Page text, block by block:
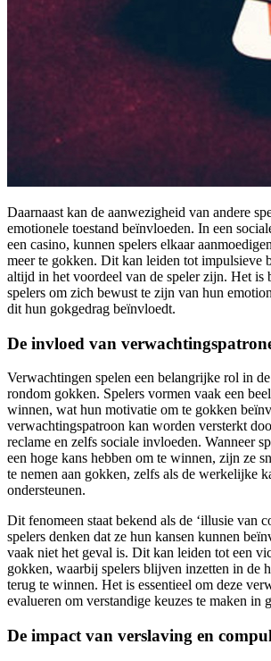
Daarnaast kan de aanwezigheid van andere
emotionele toestand beïnvloeden. In een
een casino, kunnen spelers elkaar
meer te gokken. Dit kan leiden tot impulsieve
altijd in het voordeel van de speler zijn. Het is
spelers om zich bewust te zijn van hun
dit hun gokgedrag beïnvloedt.
De invloed van
Verwachtingen spelen een belangrijke rol in
rondom gokken. Spelers vormen vaak een
winnen, wat hun motivatie om te gokken
verwachtingspatroon kan worden versterkt
reclame en zelfs sociale invloeden. Wanneer
een hoge kans hebben om te winnen, zijn ze
te nemen aan gokken, zelfs als de werkelijke
ondersteunen.
Dit fenomeen staat bekend als de ‘illusie van
spelers denken dat ze hun kansen kunnen
vaak niet het geval is. Dit kan leiden tot een
gokken, waarbij spelers blijven inzetten in de
terug te winnen. Het is essentieel om deze
evalueren om verstandige keuzes te maken in
De impact van verslaving en